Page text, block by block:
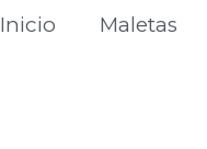
Inicio Maletas